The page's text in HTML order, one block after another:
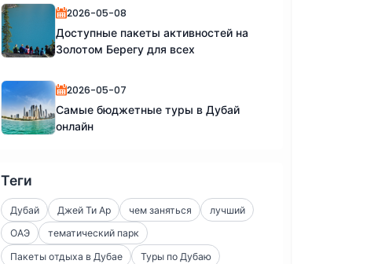
2026-05-08
Доступные пакеты активностей на
Золотом Берегу для всех
2026-05-07
Самые бюджетные туры в Дубай
онлайн
Теги
Дубай Джей Ти Ар чем заняться
лучший
ОАЭ
тематический парк
Пакеты отдыха в Дубае
Туры по Дубаю